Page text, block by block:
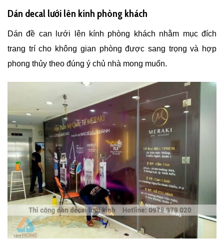
Dán decal lưới lên kính phòng khách
Dán đề can lưới lên kính phòng khách nhằm mục đích
trang trí cho không gian phòng được sang trọng và hợp
phong thủy theo đúng ý chủ nhà mong muốn.